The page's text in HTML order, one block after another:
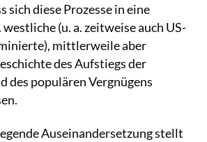
sich diese Prozesse in eine
(u. a. zeitweise auch US-
mittlerweile aber
des Aufstiegs der
des populären Vergnügens
Auseinandersetzung stellt